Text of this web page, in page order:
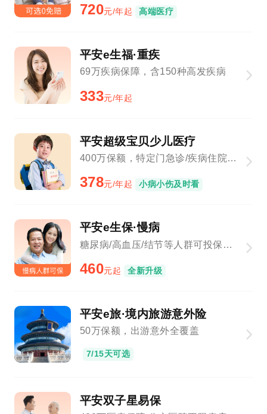
720元/年起 高端医疗
平安e生福·重疾
69万疾病保障，含150种高发疾病
333元/年起
平安超级宝贝少儿医疗
400万保额，特定门急诊/疾病住院全覆盖
378元/年起 小病小伤及时看
平安e生保·慢病
糖尿病/高血压/结节等人群可投保，新增基因检测、院外购药
460元起 全新升级
平安e旅·境内旅游意外险
50万保额，出游意外全覆盖
7/15天可选
平安双子星易保